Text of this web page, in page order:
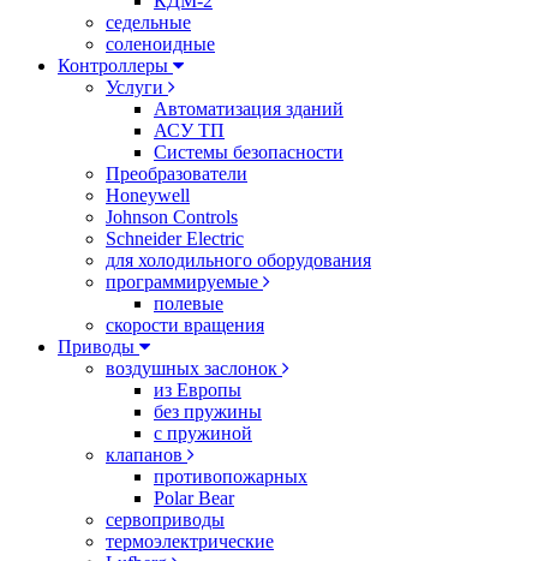
седельные
соленоидные
Контроллеры
Услуги
Автоматизация зданий
АСУ ТП
Системы безопасности
Преобразователи
Honeywell
Johnson Controls
Schneider Electric
для холодильного оборудования
программируемые
полевые
скорости вращения
Приводы
воздушных заслонок
из Европы
без пружины
с пружиной
клапанов
противопожарных
Polar Bear
сервоприводы
термоэлектрические